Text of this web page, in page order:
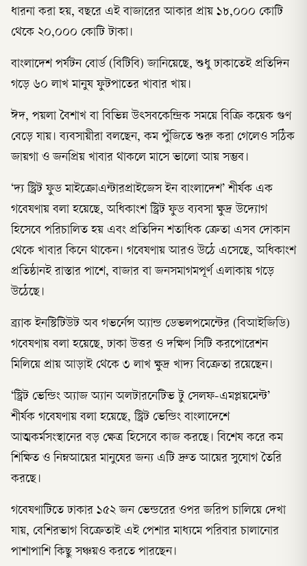
ধারনা করা হয়, বছরে এই বাজারের আকার প্রায় ১৮,০০০ কোটি
থেকে ২০,০০০ কোটি টাকা।
বাংলাদেশ পর্যটন বোর্ড (বিটিবি) জানিয়েছে, শুধু ঢাকাতেই প্রতিদিন
গড়ে ৬০ লাখ মানুষ ফুটপাতের খাবার খায়।
ঈদ, পয়লা বৈশাখ বা বিভিন্ন উৎসবকেন্দ্রিক সময়ে বিক্রি কয়েক গুণ
বেড়ে যায়। ব্যবসায়ীরা বলছেন, কম পুঁজিতে শুরু করা গেলেও সঠিক
জায়গা ও জনপ্রিয় খাবার থাকলে মাসে ভালো আয় সম্ভব।
‘দ্য স্ট্রিট ফুড মাইক্রোএন্টারপ্রাইজেস ইন বাংলাদেশ’ শীর্ষক এক
গবেষণায় বলা হয়েছে, অধিকাংশ স্ট্রিট ফুড ব্যবসা ক্ষুদ্র উদ্যোগ
হিসেবে পরিচালিত হয় এবং প্রতিদিন শতাধিক ক্রেতা এসব দোকান
থেকে খাবার কিনে থাকেন। গবেষণায় আরও উঠে এসেছে, অধিকাংশ
প্রতিষ্ঠানই রাস্তার পাশে, বাজার বা জনসমাগমপূর্ণ এলাকায় গড়ে
উঠেছে।
ব্র্যাক ইনস্টিটিউট অব গভর্নেন্স অ্যান্ড ডেভলপমেন্টের (বিআইজিডি)
গবেষণায় বলা হয়েছে, ঢাকা উত্তর ও দক্ষিণ সিটি করপোরেশন
মিলিয়ে প্রায় আড়াই থেকে ৩ লাখ ক্ষুদ্র খাদ্য বিক্রেতা রয়েছেন।
‘স্ট্রিট ভেন্ডিং অ্যাজ অ্যান অলটারনেটিভ টু সেলফ-এমপ্লয়মেন্ট’
শীর্ষক গবেষণায় বলা হয়েছে, স্ট্রিট ভেন্ডিং বাংলাদেশে
আত্মকর্মসংস্থানের বড় ক্ষেত্র হিসেবে কাজ করছে। বিশেষ করে কম
শিক্ষিত ও নিম্নআয়ের মানুষের জন্য এটি দ্রুত আয়ের সুযোগ তৈরি
করছে।
গবেষণাটিতে ঢাকার ১৫২ জন ভেন্ডরের ওপর জরিপ চালিয়ে দেখা
যায়, বেশিরভাগ বিক্রেতাই এই পেশার মাধ্যমে পরিবার চালানোর
পাশাপাশি কিছু সঞ্চয়ও করতে পারছেন।